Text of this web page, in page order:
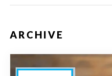
ARCHIVE